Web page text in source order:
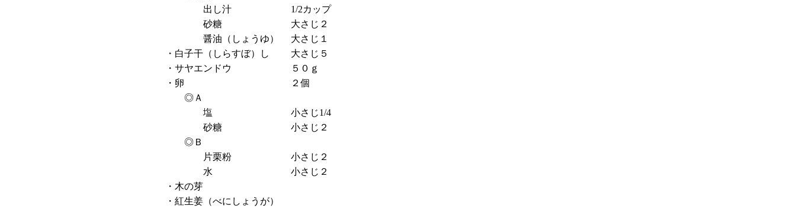
出し汁
1/2カップ
砂糖
大さじ２
醤油（しょうゆ）
大さじ１
・白子干（しらすぼ）し
大さじ５
・サヤエンドウ
５０ｇ
・卵
２個
◎Ａ
塩
小さじ1/4
砂糖
小さじ２
◎Ｂ
片栗粉
小さじ２
水
小さじ２
・木の芽
・紅生姜（べにしょうが）